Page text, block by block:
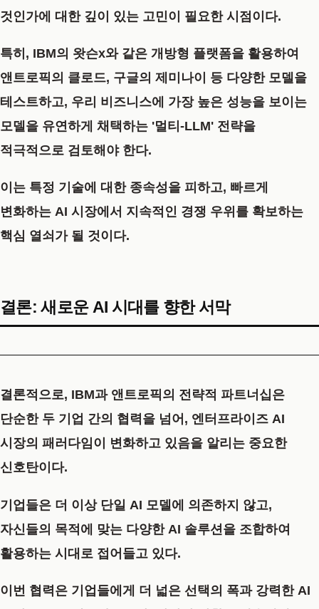
것인가에 대한 깊이 있는 고민이 필요한 시점이다.
특히, IBM의 왓슨x와 같은 개방형 플랫폼을 활용하여
앤트로픽의 클로드, 구글의 제미나이 등 다양한 모델을
테스트하고, 우리 비즈니스에 가장 높은 성능을 보이는
모델을 유연하게 채택하는 '멀티-LLM' 전략을
적극적으로 검토해야 한다.
이는 특정 기술에 대한 종속성을 피하고, 빠르게
변화하는 AI 시장에서 지속적인 경쟁 우위를 확보하는
핵심 열쇠가 될 것이다.
결론: 새로운 AI 시대를 향한 서막
결론적으로, IBM과 앤트로픽의 전략적 파트너십은
단순한 두 기업 간의 협력을 넘어, 엔터프라이즈 AI
시장의 패러다임이 변화하고 있음을 알리는 중요한
신호탄이다.
기업들은 더 이상 단일 AI 모델에 의존하지 않고,
자신들의 목적에 맞는 다양한 AI 솔루션을 조합하여
활용하는 시대로 접어들고 있다.
이번 협력은 기업들에게 더 넓은 선택의 폭과 강력한 AI